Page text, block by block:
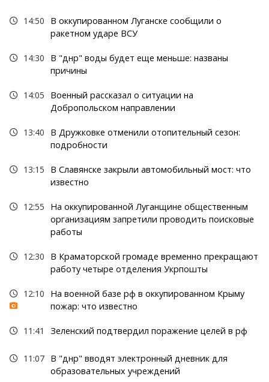
14:50
В оккупированном Луганске сообщили о
ракетном ударе ВСУ
14:30
В "днр" воды будет еще меньше: названы
причины
14:05
Военный рассказал о ситуации на
Добропольском направлении
13:40
В Дружковке отменили отопительный сезон:
подробности
13:15
В Славянске закрыли автомобильный мост: что
известно
12:55
На оккупированной Луганщине общественным
организациям запретили проводить поисковые
работы
12:30
В Краматорской громаде временно прекращают
работу четыре отделения Укрпошты
12:10
На военной базе рф в оккупированном Крыму
пожар: что известно
11:41 Зеленский подтвердил поражение целей в рф
11:07 В "днр" вводят электронный дневник для
образовательных учреждений